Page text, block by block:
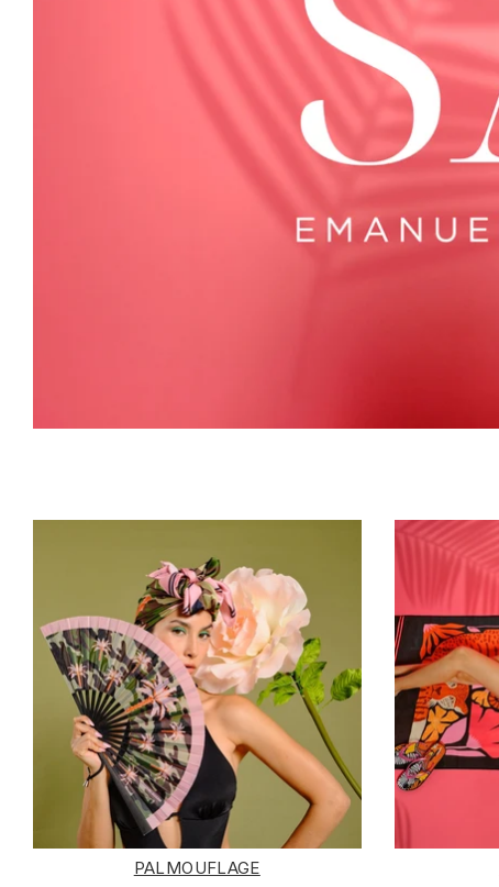
PALMOUFLAGE